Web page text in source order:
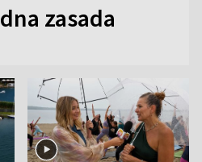
zasada